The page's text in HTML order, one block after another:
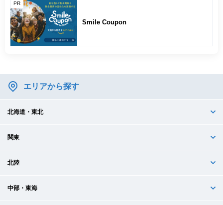
PR
Smile Coupon
エリアから探す
北海道・東北
関東
北陸
中部・東海